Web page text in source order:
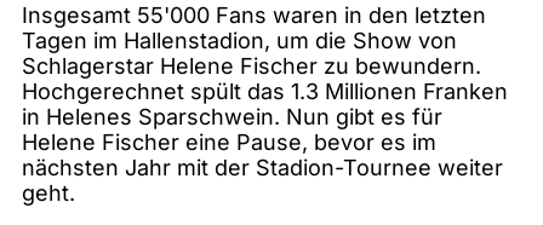
Insgesamt 55'000 Fans waren in den letzten
Tagen im Hallenstadion, um die Show von
Schlagerstar Helene Fischer zu bewundern.
Hochgerechnet spült das 1.3 Millionen Franken
in Helenes Sparschwein. Nun gibt es für
Helene Fischer eine Pause, bevor es im
nächsten Jahr mit der Stadion-Tournee weiter
geht.